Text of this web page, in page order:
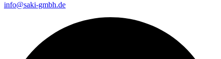
info@saki-gmbh.de